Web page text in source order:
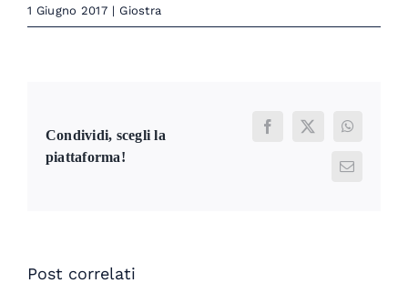
1 Giugno 2017 | Giostra
Condividi, scegli la
piattaforma!
Facebook
X
Email
Post correlati